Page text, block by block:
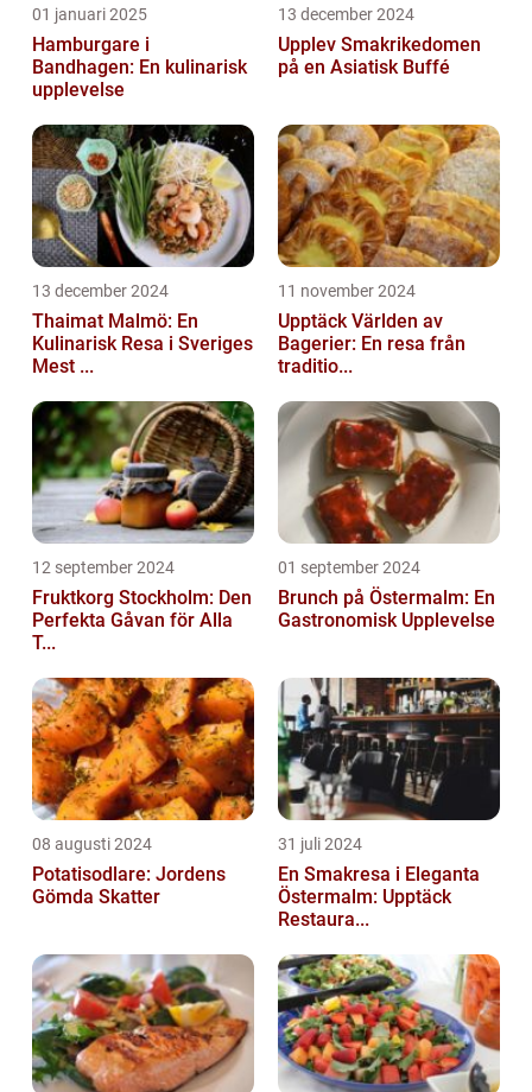
01 januari 2025
Hamburgare i
Bandhagen: En kulinarisk
upplevelse
13 december 2024
Upplev Smakrikedomen
på en Asiatisk Buffé
13 december 2024
Thaimat Malmö: En
Kulinarisk Resa i Sveriges
Mest ...
11 november 2024
Upptäck Världen av
Bagerier: En resa från
traditio...
12 september 2024
Fruktkorg Stockholm: Den
Perfekta Gåvan för Alla
T...
01 september 2024
Brunch på Östermalm: En
Gastronomisk Upplevelse
08 augusti 2024
Potatisodlare: Jordens
Gömda Skatter
31 juli 2024
En Smakresa i Eleganta
Östermalm: Upptäck
Restaura...